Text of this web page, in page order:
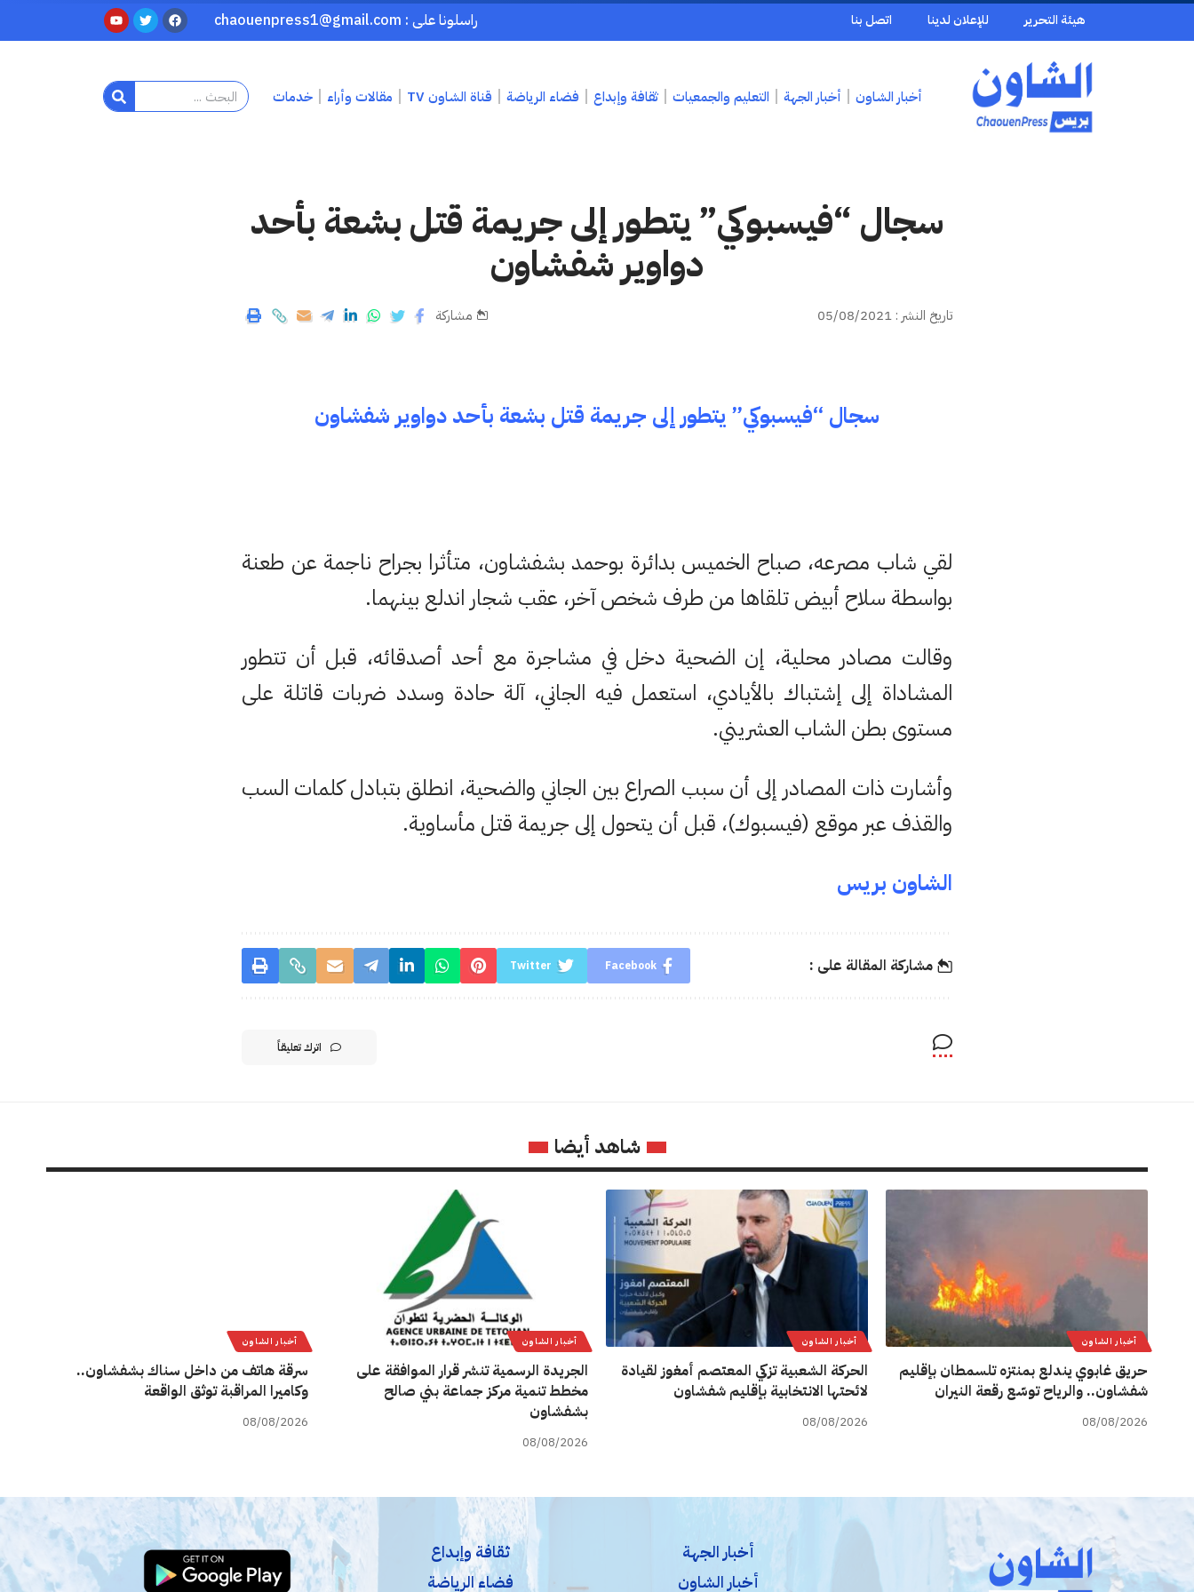
هيئة التحرير للإعلان لدينا اتصل بنا راسلونا على : chaouenpress1@gmail.com
أخبار الشاون أخبار الجهة التعليم والجمعيات ثقافة وإبداع فضاء الرياضة قناة الشاون TV مقالات وأراء خدمات
سجال “فيسبوكي” يتطور إلى جريمة قتل بشعة بأحد
دواوير شفشاون
تاريخ النشر : 05/08/2021 مشاركة
سجال “فيسبوكي” يتطور إلى جريمة قتل بشعة بأحد دواوير شفشاون
لقي شاب مصرعه، صباح الخميس بدائرة بوحمد بشفشاون، متأثرا بجراح ناجمة عن طعنة
بواسطة سلاح أبيض تلقاها من طرف شخص آخر، عقب شجار اندلع بينهما.
وقالت مصادر محلية، إن الضحية دخل في مشاجرة مع أحد أصدقائه، قبل أن تتطور
المشاداة إلى إشتباك بالأيادي، استعمل فيه الجاني، آلة حادة وسدد ضربات قاتلة على
مستوى بطن الشاب العشريني.
وأشارت ذات المصادر إلى أن سبب الصراع بين الجاني والضحية، انطلق بتبادل كلمات السب
والقذف عبر موقع (فيسبوك)، قبل أن يتحول إلى جريمة قتل مأساوية.
الشاون بريس
مشاركة المقالة على : Facebook
Twitter
اترك تعليقاً
شاهد أيضا
أخبار الشاون
حريق غابوي يندلع بمنتزه تلسمطان بإقليم
شفشاون.. والرياح توسّع رقعة النيران
08/08/2026
أخبار الشاون
الحركة الشعبية تزكي المعتصم أمغوز لقيادة
لائحتها الانتخابية بإقليم شفشاون
08/08/2026
أخبار الشاون
الجريدة الرسمية تنشر قرار الموافقة على
مخطط تنمية مركز جماعة بني صالح
بشفشاون
08/08/2026
أخبار الشاون
سرقة هاتف من داخل سناك بشفشاون..
وكاميرا المراقبة توثق الواقعة
08/08/2026
أخبار الجهة
أخبار الشاون
ثقافة وإبداع
فضاء الرياضة